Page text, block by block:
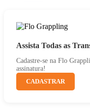
Assista Todas as
Cadastre-se na Flo
assinatura!
CADASTRAR